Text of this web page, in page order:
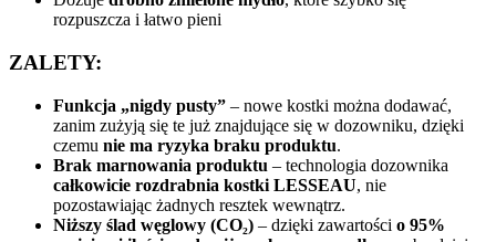
rozpuszcza i łatwo pieni
ZALETY:
Funkcja „nigdy pusty” – nowe kostki można dodawać,
zanim zużyją się te już znajdujące się w dozowniku, dzięki
czemu nie ma ryzyka braku produktu.
Brak marnowania produktu – technologia dozownika
całkowicie rozdrabnia kostki LESSEAU, nie
pozostawiając żadnych resztek wewnątrz.
Niższy ślad węglowy (CO₂) – dzięki zawartości o 95%